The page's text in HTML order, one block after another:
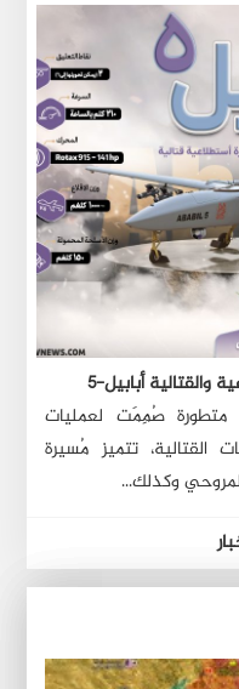
والقتالية أبابيل-٥
متطورة صُمِمَت لعمليات
القتالية، تتميز مُسيرة